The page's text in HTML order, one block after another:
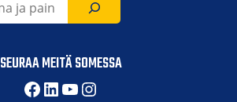
SEURAA MEITÄ SOMESSA
Facebook
LinkedIn
YouTube
Instagram